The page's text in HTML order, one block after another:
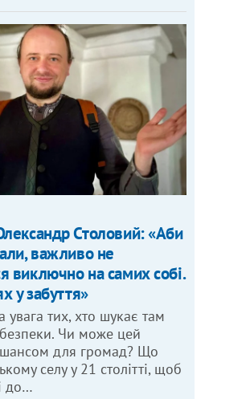
Столовий: «Аби
важливо не
виключно на самих собі.
у забуття»
увага тих, хто шукає там
Чи може цей
шансом для громад? Що
селу у 21 столітті, щоб
до…